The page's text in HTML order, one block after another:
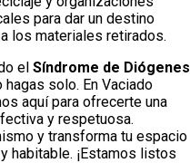
para dar un destino
los materiales retirados.
el Síndrome de Diógenes
hagas solo. En Vaciado
aquí para ofrecerte una
y respetuosa.
y transforma tu espacio
habitable. ¡Estamos listos